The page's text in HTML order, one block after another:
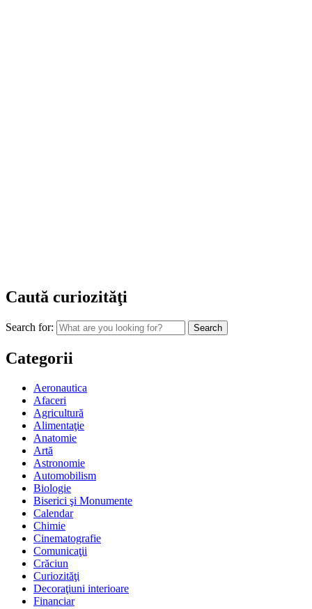
Caută curiozităţi
Search for:
Categorii
Aeronautica
Afaceri
Agricultură
Alimentaţie
Anatomie
Artă
Astronomie
Automobilism
Biologie
Biserici şi Monumente
Calendar
Chimie
Cinematografie
Comunicaţii
Crăciun
Curiozităţi
Decoraţiuni interioare
Financiar